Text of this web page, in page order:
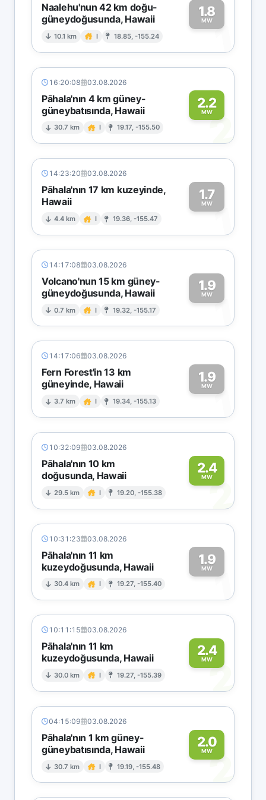
Naalehu'nun 42 km doğu-
güneydoğusunda, Hawaii
10.1 km I 18.85, -155.24
1.8
MW1
16:20:08 03.08.2026
Pāhala'nın 4 km güney-
güneybatısında, Hawaii
30.7 km I 19.17, -155.50
2.2
MW2
14:23:20 03.08.2026
Pāhala'nın 17 km kuzeyinde,
Hawaii
4.4 km I 19.36, -155.47
1.7
MW1
14:17:08 03.08.2026
Volcano'nun 15 km güney-
güneydoğusunda, Hawaii
0.7 km I 19.32, -155.17
1.9
MW1
14:17:06 03.08.2026
Fern Forest'in 13 km
güneyinde, Hawaii
3.7 km I 19.34, -155.13
1.9
MW1
10:32:09 03.08.2026
Pāhala'nın 10 km
doğusunda, Hawaii
29.5 km I 19.20, -155.38
2.4
MW2
10:31:23 03.08.2026
Pāhala'nın 11 km
kuzeydoğusunda, Hawaii
30.4 km I 19.27, -155.40
1.9
MW1
10:11:15 03.08.2026
Pāhala'nın 11 km
kuzeydoğusunda, Hawaii
30.0 km I 19.27, -155.39
2.4
MW
2
04:15:09 03.08.2026
Pāhala'nın 1 km güney-
güneybatısında, Hawaii
30.7 km I 19.19, -155.48
2.0
MW2